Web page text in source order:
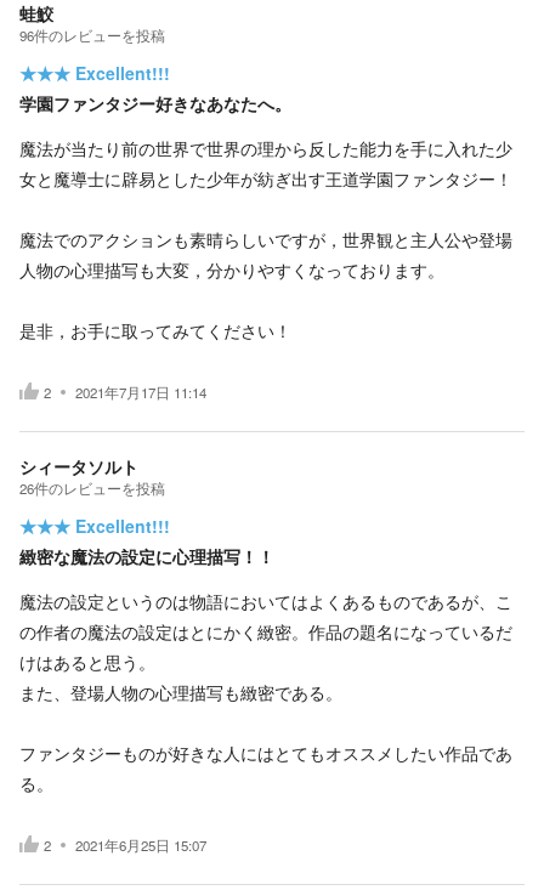
蛙鮫
96件のレビューを投稿
★★★ Excellent!!!
学園ファンタジー好きなあなたへ。
魔法が当たり前の世界で世界の理から反した能力を手に入れた少
女と魔導士に辟易とした少年が紡ぎ出す王道学園ファンタジー！
魔法でのアクションも素晴らしいですが，世界観と主人公や登場
人物の心理描写も大変，分かりやすくなっております。
是非，お手に取ってみてください！
2 2021年7月17日 11:14
シィータソルト
26件のレビューを投稿
★★★ Excellent!!!
緻密な魔法の設定に心理描写！！
魔法の設定というのは物語においてはよくあるものであるが、こ
の作者の魔法の設定はとにかく緻密。作品の題名になっているだ
けはあると思う。
また、登場人物の心理描写も緻密である。
ファンタジーものが好きな人にはとてもオススメしたい作品であ
る。
2 2021年6月25日 15:07